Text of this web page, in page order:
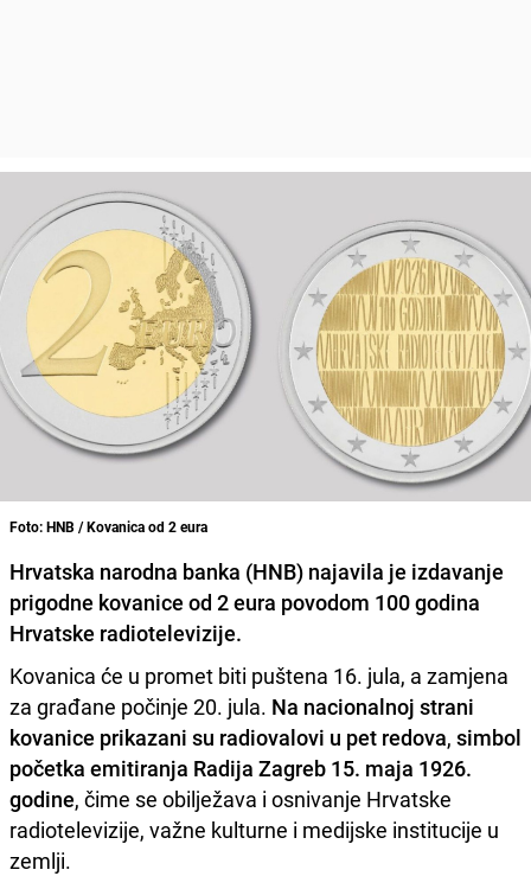
Foto: HNB / Kovanica od 2 eura
Hrvatska narodna banka (HNB) najavila je izdavanje
prigodne kovanice od 2 eura povodom 100 godina
Hrvatske radiotelevizije.
Kovanica će u promet biti puštena 16. jula, a zamjena
za građane počinje 20. jula. Na nacionalnoj strani
kovanice prikazani su radiovalovi u pet redova, simbol
početka emitiranja Radija Zagreb 15. maja 1926.
godine, čime se obilježava i osnivanje Hrvatske
radiotelevizije, važne kulturne i medijske institucije u
zemlji.